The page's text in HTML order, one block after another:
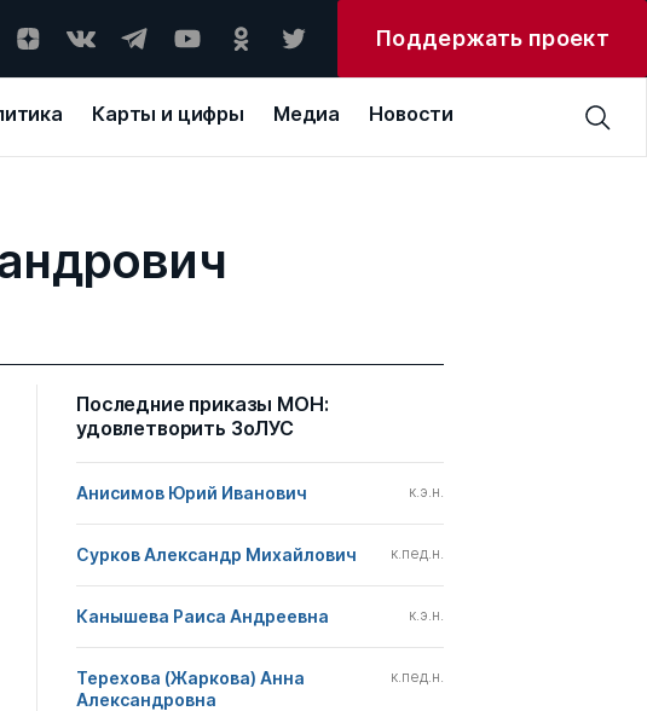
Поддержать проект
Карты и цифры Медиа Новости
Последние приказы МОН:
удовлетворить ЗоЛУС
Анисимов Юрий Иванович к.э.н.
Сурков Александр Михайлович к.пед.н.
Канышева Раиса Андреевна к.э.н.
Терехова (Жаркова) Анна
Александровна
к.пед.н.